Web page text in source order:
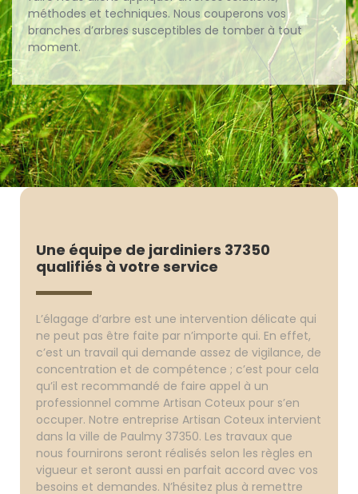
méthodes et techniques. Nous couperons vos
branches d’arbres susceptibles de tomber à tout
moment.
Une équipe de jardiniers 37350
qualifiés à votre service
L’élagage d’arbre est une intervention délicate qui
ne peut pas être faite par n’importe qui. En effet,
c’est un travail qui demande assez de vigilance, de
concentration et de compétence ; c’est pour cela
qu’il est recommandé de faire appel à un
professionnel comme Artisan Coteux pour s’en
occuper. Notre entreprise Artisan Coteux intervient
dans la ville de Paulmy 37350. Les travaux que
nous fournirons seront réalisés selon les règles en
vigueur et seront aussi en parfait accord avec vos
besoins et demandes. N’hésitez plus à remettre